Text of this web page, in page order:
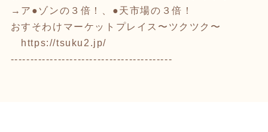
→ア●ゾンの３倍！、●天市場の３倍！
おすそわけマーケットプレイス〜ツクツク〜
https://tsuku2.jp/
-----------------------------------------